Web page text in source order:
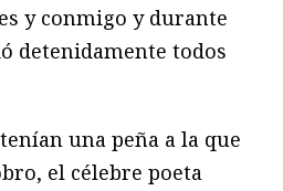
y conmigo y durante
detenidamente todos
una peña a la que
el célebre poeta